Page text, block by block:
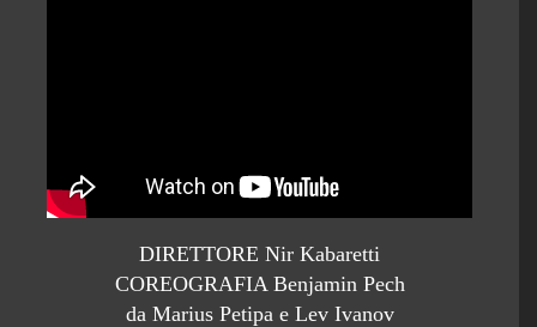
DIRETTORE Nir Kabaretti
COREOGRAFIA Benjamin Pech
da Marius Petipa e Lev Ivanov